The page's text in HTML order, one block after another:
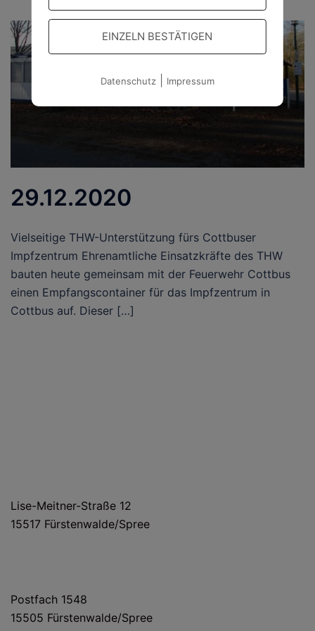
29.12.2020
Vielseitige THW-Unterstützung fürs Cottbuser
Impfzentrum Ehrenamtliche Einsatzkräfte des THW
bauten heute gemeinsam mit der Feuerwehr Cottbus
einen Empfangscontainer für das Impfzentrum in
Cottbus auf. Dieser […]
Lise-Meitner-Straße 12
15517 Fürstenwalde/Spree
Postfach 1548
15505 Fürstenwalde/Spree
EINZELN BESTÄTIGEN
Datenschutz| Impressum